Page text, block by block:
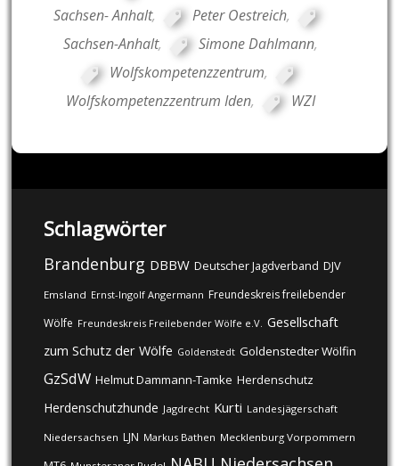
Sachsen- Anhalt, Peter Oestreich,
Sachsen-Anhalt, Simone Dahlmann,
Wolfskompetenzzentrum,
Wolfskompetenzzentrum Iden, WZI
Schlagwörter
Brandenburg DBBW Deutscher Jagdverband DJV
Emsland Ernst-Ingolf Angermann Freundeskreis freilebender
Wölfe Freundeskreis Freilebender Wölfe e.V. Gesellschaft
zum Schutz der Wölfe Goldenstedt Goldenstedter Wölfin
GzSdW Helmut Dammann-Tamke Herdenschutz
Herdenschutzhunde Jagdrecht Kurti Landesjägerschaft
Niedersachsen LJN Markus Bathen Mecklenburg Vorpommern